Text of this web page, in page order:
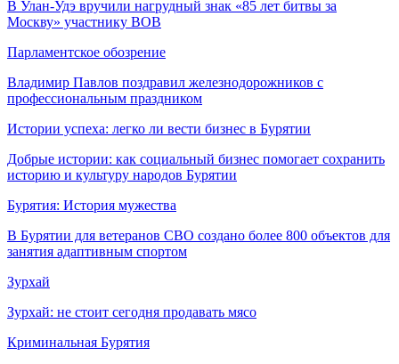
В Улан-Удэ вручили нагрудный знак «85 лет битвы за
Москву» участнику ВОВ
Парламентское обозрение
Владимир Павлов поздравил железнодорожников с
профессиональным праздником
Истории успеха: легко ли вести бизнес в Бурятии
Добрые истории: как социальный бизнес помогает сохранить
историю и культуру народов Бурятии
Бурятия: История мужества
В Бурятии для ветеранов СВО создано более 800 объектов для
занятия адаптивным спортом
Зурхай
Зурхай: не стоит сегодня продавать мясо
Криминальная Бурятия